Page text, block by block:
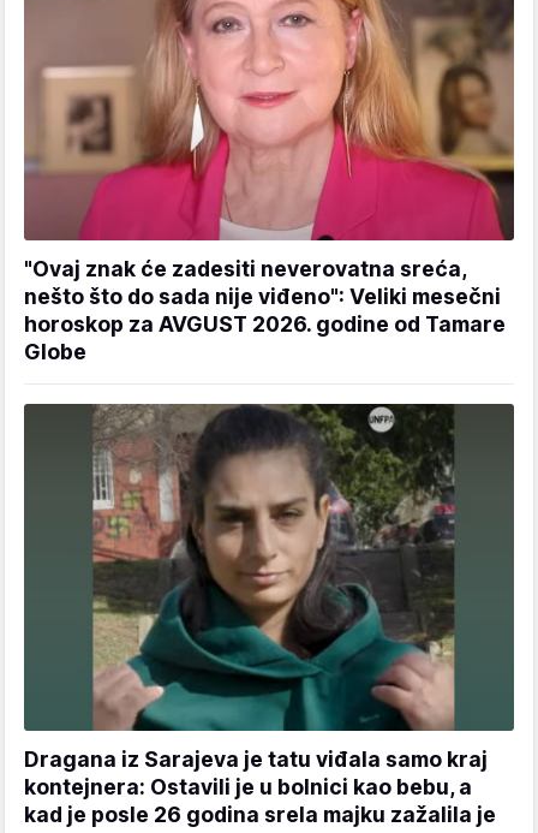
"Ovaj znak će zadesiti neverovatna sreća,
nešto što do sada nije viđeno": Veliki mesečni
horoskop za AVGUST 2026. godine od Tamare
Globe
Dragana iz Sarajeva je tatu viđala samo kraj
kontejnera: Ostavili je u bolnici kao bebu, a
kad je posle 26 godina srela majku zažalila je